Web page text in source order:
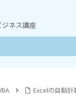
ネス講座
Excelの自動